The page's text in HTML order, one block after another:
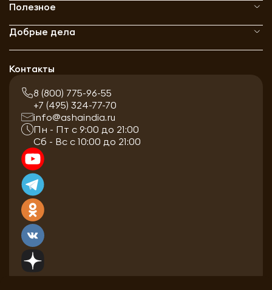
Полезное
Добрые дела
Контакты
8 (800) 775-96-55
+7 (495) 324-77-70
info@ashaindia.ru
Пн - Пт с 9:00 до 21:00
Сб - Вс с 10:00 до 21:00